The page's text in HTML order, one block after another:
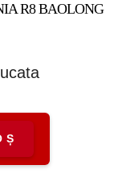
R8 BAOLONG
a fost:
curent